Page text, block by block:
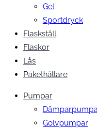
Gel
Sportdryck
Flaskställ
Flaskor
Lås
Pakethållare
Pumpar
Golvpumpar